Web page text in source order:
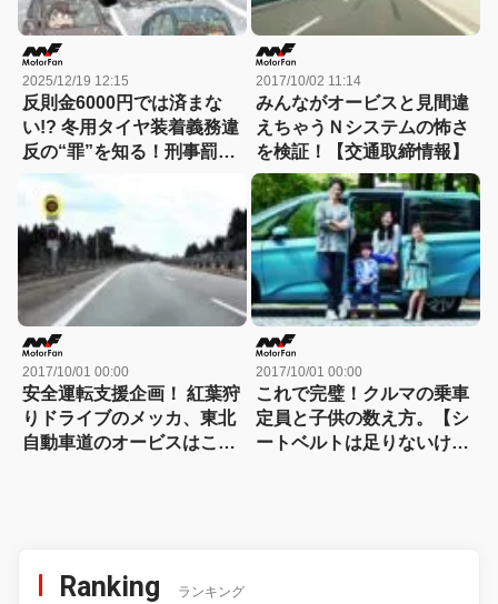
2025/12/19 12:15
反則金6000円では済まな
い!? 冬用タイヤ装着義務違
反の“罪”を知る！刑事罰で
前科が付くケース……
2017/10/02 11:14
みんながオービスと見間違
えちゃうＮシステムの怖さ
を検証！【交通取締情報】
2017/10/01 00:00
安全運転支援企画！ 紅葉狩
りドライブのメッカ、東北
自動車道のオービスはここ
2017/10/01 00:00
これで完璧！クルマの乗車
定員と子供の数え方。【シ
ートベルトは足りないけど
Ranking ランキング